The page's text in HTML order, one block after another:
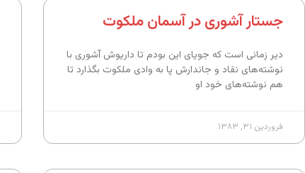
جستار آشوری در آسمان ملکوت
دیر زمانی است که جویای این بودم تا داریوش آشوری با
نوشته‌های نقاد و جاندارش پا به وادی ملکوت بگذارد تا
هم نوشته‌های خود او
فروردین ۳۱, ۱۳۸۳